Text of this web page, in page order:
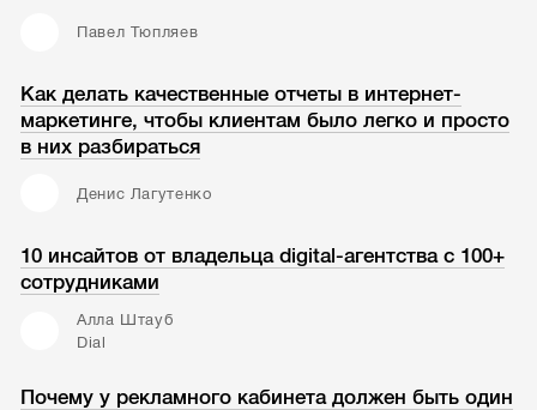
Павел Тюпляев
Как делать качественные отчеты в интернет-
маркетинге, чтобы клиентам было легко и просто
в них разбираться
Денис Лагутенко
10 инсайтов от владельца digital-агентства с 100+
сотрудниками
Алла Штауб
Dial
Почему у рекламного кабинета должен быть один